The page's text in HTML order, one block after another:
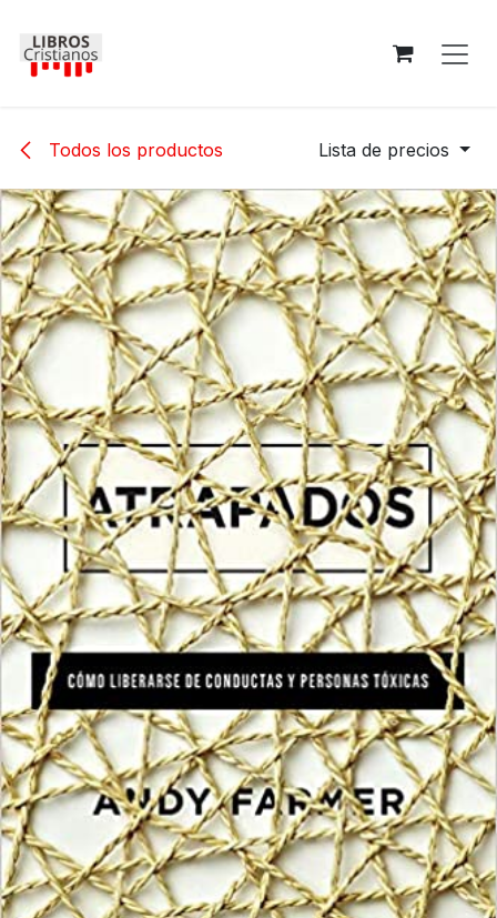
Todos los productos Lista de precios